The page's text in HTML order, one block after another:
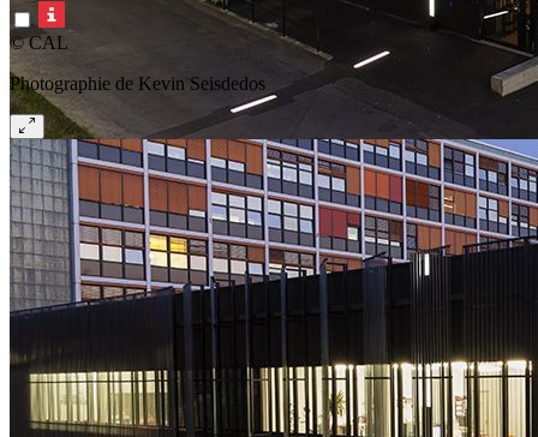
© CAL
Photographie de Kevin Seisdedos